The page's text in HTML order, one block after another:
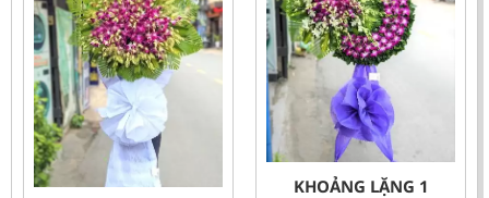
KHOẢNG LẶNG 1